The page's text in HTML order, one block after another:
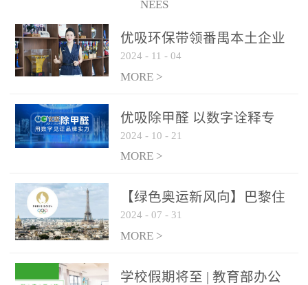
NEES
优吸环保带领番禺本​土企业
勇敢破局向“新”
2024 - 11 - 04
MORE >
优吸除甲醛 以数字诠释专
业，尽显除醛品牌实力！
2024 - 10 - 21
MORE >
【绿色奥运新风向】巴黎住
宿风波：优吸环保共建健康
绿色家居
2024 - 07 - 31
MORE >
学校假期将至 | 教育部办公